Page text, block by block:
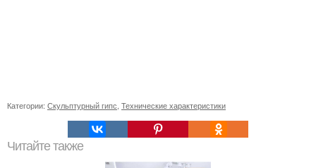
Категории: Скульптурный гипс Технические характеристики
Читайте также